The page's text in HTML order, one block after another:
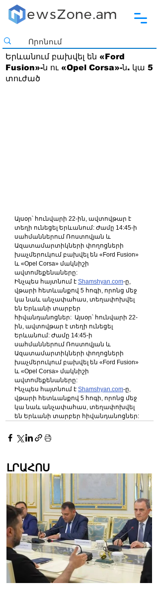
Երևանում բախվել են «Ford
Fusion»-ն ու «Opel Corsa»-ն. կա 5
տուժած
Այսօր՝ հունվարի 22-ին, ավտովթար է
տեղի ունեցել Երևանում: Ժամը 14:45-ի
սահմաններում Ռոստովյան և
Ազատամարտիկների փողոցների
խաչմերուկում բախվել են «Ford Fusion»
և «Opel Corsa» մակնիշի
ավտոմեքենաները:
Ինչպես հայտնում է Shamshyan.com-ը,
վթարի հետևանքով 5 հոգի, որոնց մեջ
կա նաև անչափահաս, տեղափոխվել
են Երևանի տարբեր
հիվանդանոցներ:  Այսօր՝ հունվարի 22-
ին, ավտովթար է տեղի ունեցել
Երևանում: Ժամը 14:45-ի
սահմաններում Ռոստովյան և
Ազատամարտիկների փողոցների
խաչմերուկում բախվել են «Ford Fusion»
և «Opel Corsa» մակնիշի
ավտոմեքենաները:
Ինչպես հայտնում է Shamshyan.com-ը,
վթարի հետևանքով 5 հոգի, որոնց մեջ
կա նաև անչափահաս, տեղափոխվել
են Երևանի տարբեր հիվանդանոցներ:
ԼՐԱՀՈՍ